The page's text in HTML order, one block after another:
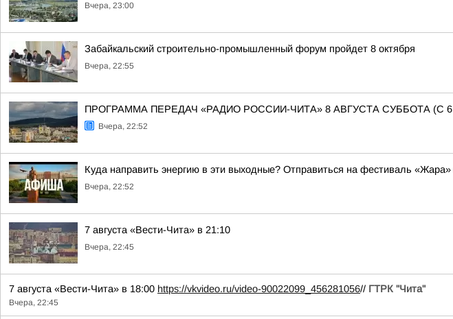
Вчера, 23:00
Забайкальский строительно-промышленный форум пройдет 8 октября
Вчера, 22:55
ПРОГРАММА ПЕРЕДАЧ «РАДИО РОССИИ-ЧИТА» 8 АВГУСТА СУББОТА (С 6.00
Вчера, 22:52
Куда направить энергию в эти выходные? Отправиться на фестиваль
Вчера, 22:52
7 августа «Вести-Чита» в 21:10
Вчера, 22:45
7 августа «Вести-Чита» в 18:00 https://vkvideo.ru/video-90022099_456281056// ГТРК "Чита"
Вчера, 22:45